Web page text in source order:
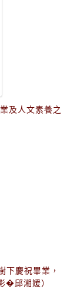
及人文素養之
下慶祝畢業，
�邱湘媛）